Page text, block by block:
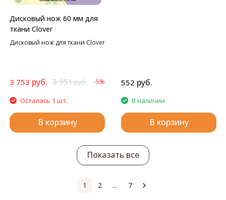
Дисковый нож 60 мм для
ткани Clover
Дисковый нож для ткани Clover
3 753 руб. 3 951руб. -5%
Осталась 1 шт.
В корзину
552 руб.
В наличии
В корзину
Показать все
1 2 ... 7